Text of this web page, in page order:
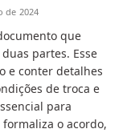
de 2024
que
partes. Esse
e conter detalhes
de troca e
para
o acordo,